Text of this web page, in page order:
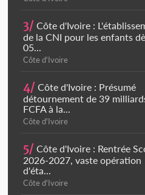
3/ Côte d'Ivoire :
de la CNI pour les enfants
05...
Côte d'Ivoire
4/ Côte d'Ivoire : Présumé
détournement de 39
FCFA à la...
Côte d'Ivoire
5/ Côte d'Ivoire : Rentrée
2026-2027, vaste opération
d'éta...
Côte d'Ivoire